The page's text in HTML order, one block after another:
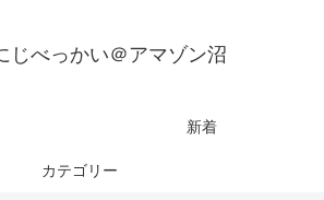
じべっかい＠アマゾン沼
新着
カテゴリー